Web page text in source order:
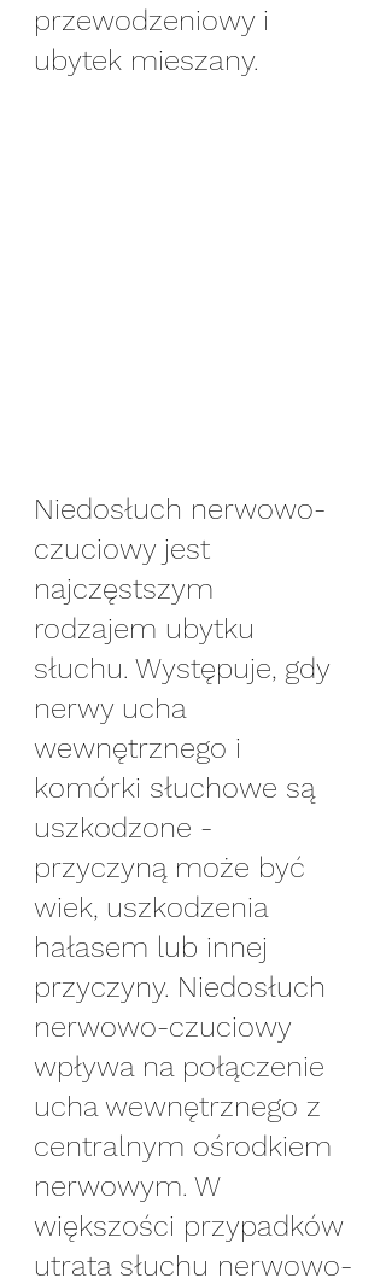
przewodzeniowy i
ubytek mieszany.
Niedosłuch nerwowo-
czuciowy jest
najczęstszym
rodzajem ubytku
słuchu. Występuje, gdy
nerwy ucha
wewnętrznego i
komórki słuchowe są
uszkodzone -
przyczyną może być
wiek, uszkodzenia
hałasem lub innej
przyczyny. Niedosłuch
nerwowo-czuciowy
wpływa na połączenie
ucha wewnętrznego z
centralnym ośrodkiem
nerwowym. W
większości przypadków
utrata słuchu nerwowo-